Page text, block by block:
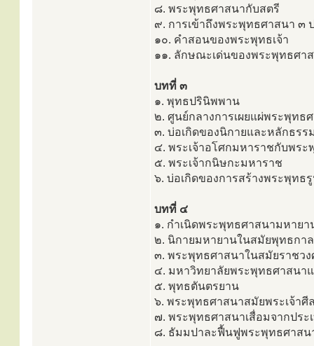
๘. พระพุทธศาสนากับสตรี
๙. การเข้าถึงพระพุทธศาสนา ๓
๑๐. คำสอนของพระพุทธเจ้า
๑๑. ลักษณะเด่นของพระพุทธศา
บทที่ ๓
๑. พุทธปรินิพพาน
๒. ศูนย์กลางการเผยแผ่พระพุทธ
๓. บ่อเกิดของนิกายและหลักธร
๔. พระเจ้าอโศกมหาราชกับพระ
๕. พระเจ้ากนิษกะมหาราช
๖. บ่อเกิดของการสร้างพระพุทธ
บทที่ ๔
๑. กำเนิดพระพุทธศาสนามหายา
๒. นิกายมหายานในสมัยพุทธกาล
๓. พระพุทธศาสนาในสมัยราชว
๔. มหาวิทยาลัยพระพุทธศาสนา
๕. พุทธตันตรยาน
๖. พระพุทธศาสนาสมัยพระเจ้าศี
๗. พระพุทธศาสนาเสื่อมจากประ
๘. ธัมมปาละฟื้นฟูพระพุทธศาสน